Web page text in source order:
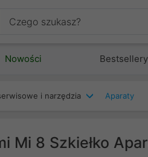
Nowości Bestsellery
i narzędzia Aparaty
Mi 8 Szkiełko